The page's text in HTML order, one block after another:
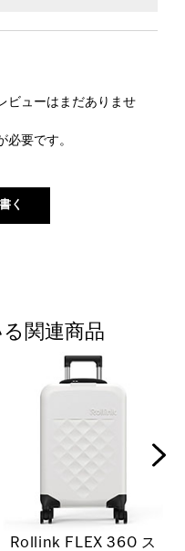
ビューはまだありませ
必要です。
関連商品
Rollink FLEX 360 ス